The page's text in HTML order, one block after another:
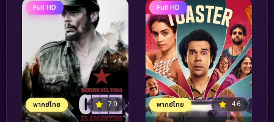
Full HD
พากย์ไทย 7.0
Full HD
พากย์ไทย 4.6